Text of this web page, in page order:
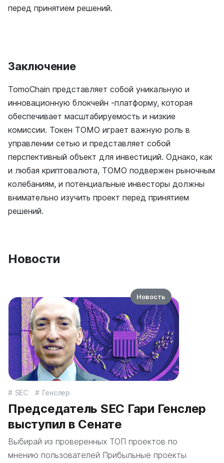
перед принятием решений.
Заключение
TomoChain представляет собой уникальную и
инновационную блокчейн -платформу, которая
обеспечивает масштабируемость и низкие
комиссии. Токен TOMO играет важную роль в
управлении сетью и представляет собой
перспективный объект для инвестиций. Однако, как
и любая криптовалюта, TOMO подвержен рыночным
колебаниям, и потенциальные инвесторы должны
внимательно изучить проект перед принятием
решений.
Новости
SEC Генслер
Председатель SEC Гари Генслер
выступил в Сенате
Выбирай из проверенных ТОП проектов по
мнению пользователей Прибыльные проекты
Новость